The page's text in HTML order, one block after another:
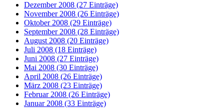
Dezember 2008 (27 Einträge)
November 2008 (26 Einträge)
Oktober 2008 (29 Einträge)
September 2008 (28 Einträge)
August 2008 (20 Einträge)
Juli 2008 (18 Einträge)
Juni 2008 (27 Einträge)
Mai 2008 (30 Einträge)
April 2008 (26 Einträge)
März 2008 (23 Einträge)
Februar 2008 (26 Einträge)
Januar 2008 (33 Einträge)